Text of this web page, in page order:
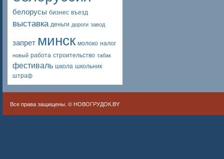
белорусы бизнес въезд
выставка деньги дороги завод
запрет минск молоко налог
новый работа строительство табак
фестиваль школа школьник
штраф
Все права защищены. © НОВОГРУДОК.BY